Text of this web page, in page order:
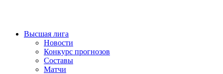
Высшая лига
Новости
Конкурс прогнозов
Составы
Матчи